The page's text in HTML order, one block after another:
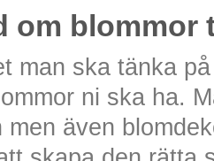
om blommor
man ska tänka
ni ska ha.
men även